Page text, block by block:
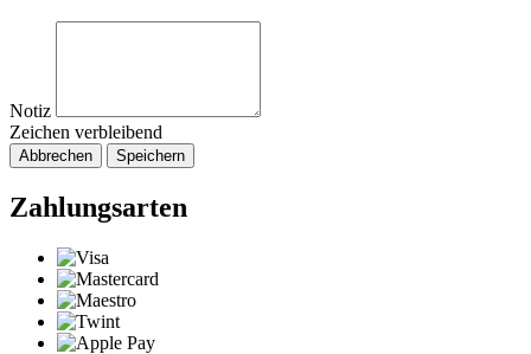
Notiz
Zeichen verbleibend
Abbrechen Speichern
Zahlungsarten